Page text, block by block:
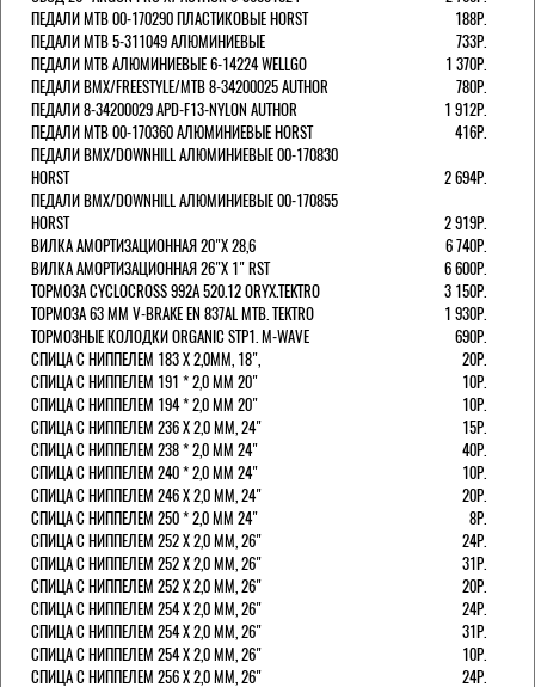
ПЕДАЛИ МТВ 00-170290 ПЛАСТИКОВЫЕ HORST
188Р.
ПЕДАЛИ MTB 5-311049 АЛЮМИНИЕВЫЕ
733Р.
ПЕДАЛИ MTB АЛЮМИНИЕВЫЕ 6-14224 WELLGO
1 370Р.
ПЕДАЛИ BMX/FREESTYLE/MTB 8-34200025 AUTHOR
780Р.
ПЕДАЛИ 8-34200029 APD-F13-NYLON AUTHOR
1 912Р.
ПЕДАЛИ МТВ 00-170360 АЛЮМИНИЕВЫЕ HORST
416Р.
ПЕДАЛИ BMX/DOWNHILL АЛЮМИНИЕВЫЕ 00-170830
HORST
2 694Р.
ПЕДАЛИ BMX/DOWNHILL АЛЮМИНИЕВЫЕ 00-170855
HORST
2 919Р.
ВИЛКА АМОРТИЗАЦИОННАЯ 20"Х 28,6
6 740Р.
ВИЛКА АМОРТИЗАЦИОННАЯ 26"Х 1" RST
6 600Р.
ТОРМОЗА CYCLOCROSS 992А 520.12 ORYX.TEKTRO
3 150Р.
ТОРМОЗА 63 ММ V-BRAKE EN 837AL MTB. TEKTRO
1 930Р.
ТОРМОЗНЫЕ КОЛОДКИ ORGANIC STP1. M-WAVE
690Р.
СПИЦА С НИППЕЛЕМ 183 Х 2,0ММ, 18",
20Р.
СПИЦА С НИППЕЛЕМ 191 * 2,0 ММ 20"
10Р.
СПИЦА С НИППЕЛЕМ 194 * 2,0 ММ 20"
10Р.
СПИЦА С НИППЕЛЕМ 236 Х 2,0 ММ, 24"
15Р.
СПИЦА С НИППЕЛЕМ 238 * 2,0 ММ 24"
40Р.
СПИЦА С НИППЕЛЕМ 240 * 2,0 ММ 24"
10Р.
СПИЦА С НИППЕЛЕМ 246 Х 2,0 ММ, 24"
20Р.
СПИЦА С НИППЕЛЕМ 250 * 2,0 ММ 24"
8Р.
СПИЦА С НИППЕЛЕМ 252 Х 2,0 ММ, 26"
24Р.
СПИЦА С НИППЕЛЕМ 252 Х 2,0 ММ, 26"
31Р.
СПИЦА С НИППЕЛЕМ 252 Х 2,0 ММ, 26"
20Р.
СПИЦА С НИППЕЛЕМ 254 Х 2,0 ММ, 26"
24Р.
СПИЦА С НИППЕЛЕМ 254 Х 2,0 ММ, 26"
31Р.
СПИЦА С НИППЕЛЕМ 254 Х 2,0 ММ, 26"
10Р.
СПИЦА С НИППЕЛЕМ 256 Х 2,0 ММ, 26"
24Р.